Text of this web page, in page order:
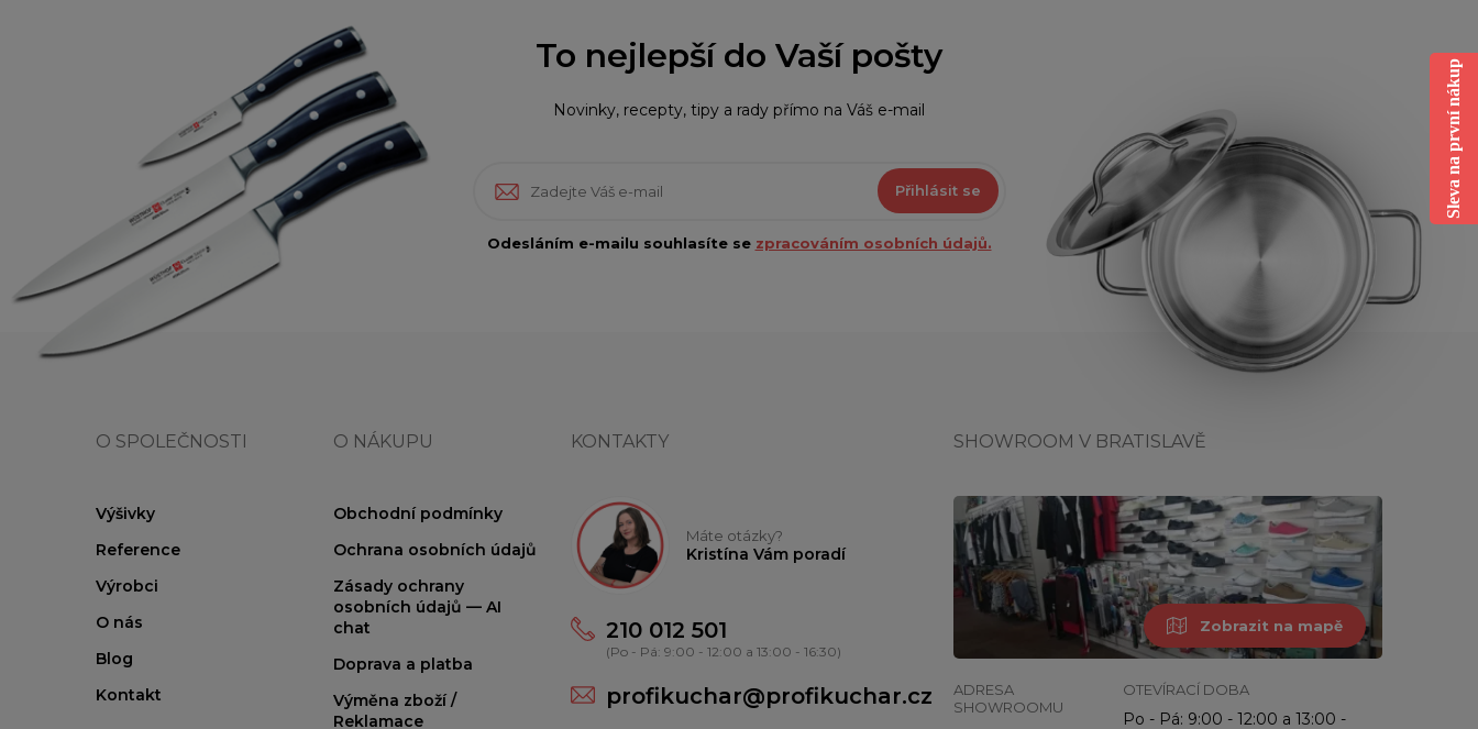
To nejlepší do Vaší pošty
Novinky, recepty, tipy a rady přímo na Váš e-mail
Přihlásit se
Odesláním e-mailu souhlasíte se zpracováním osobních údajů.
O SPOLEČNOSTI
Výšivky
Reference
Výrobci
O nás
Blog
Kontakt
O NÁKUPU
Obchodní podmínky
Ochrana osobních údajů
Zásady ochrany
osobních údajů — AI
chat
Doprava a platba
Výměna zboží /
Reklamace
KONTAKTY
Máte otázky?
Kristína Vám poradí
210 012 501
(Po - Pá: 9:00 - 12:00 a 13:00 - 16:30)
profikuchar@profikuchar.cz
SHOWROOM V BRATISLAVĚ
Zobrazit na mapě
ADRESA
SHOWROOMU
OTEVÍRACÍ DOBA
Po - Pá: 9:00 - 12:00 a 13:00 -
Sleva na první nákup